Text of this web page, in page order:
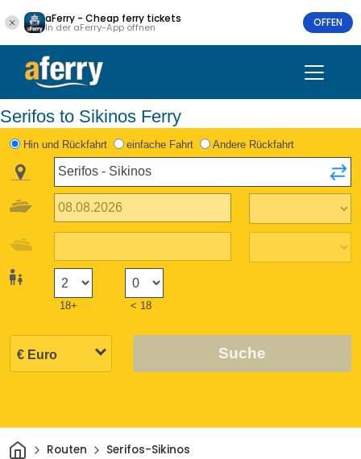
aFerry - Cheap ferry tickets
In der aFerry-App öffnen OFFEN
Serifos to Sikinos Ferry
Hin und Rückfahrt einfache Fahrt Andere Rückfahrt
18+ < 18
Suche
HeimRouten Serifos-Sikinos